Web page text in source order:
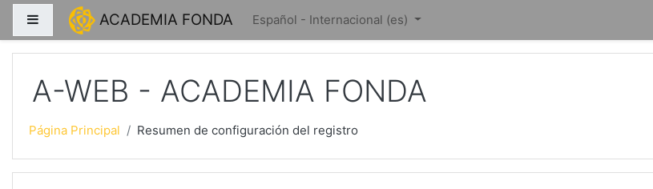
Salta al contenido principal
Panel lateralACADEMIA FONDA Español - Internacional ‎(es)‎
A-WEB - ACADEMIA FONDA
Página Principal Resumen de configuración del registro